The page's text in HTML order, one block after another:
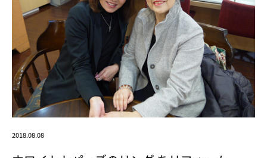
2018.08.08